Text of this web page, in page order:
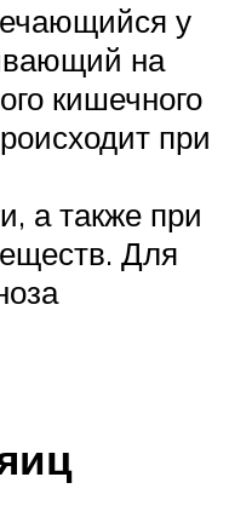
у
на
кишечного
при
а также при
Для